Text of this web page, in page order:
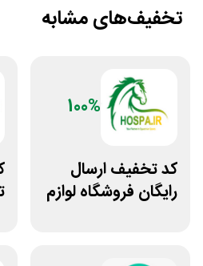
تخفیف‌های مشابه
100%
کد تخفیف ارسال
رایگان فروشگاه لوازم